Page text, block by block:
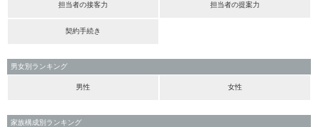
担当者の接客力 担当者の提案力
契約手続き
男女別ランキング
男性 女性
家族構成別ランキング